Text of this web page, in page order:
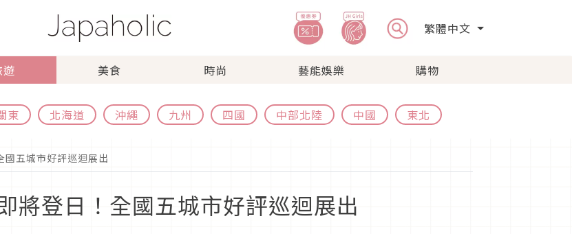
繁體中文
遊 美食 時尚 藝能娛樂 購物
東 北海道 沖繩 九州 四國 中部北陸 中國 東北
國五城市好評巡迴展出
將登日！全國五城市好評巡迴展出